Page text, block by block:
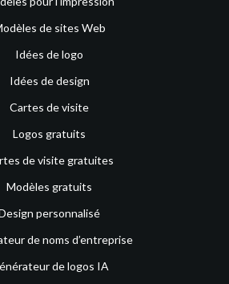
de sites Web
Idées de logo
Idées de design
Cartes de visite
Logos gratuits
de visite gratuites
Modèles gratuits
personnalisé
de noms d’entreprise
de logos IA